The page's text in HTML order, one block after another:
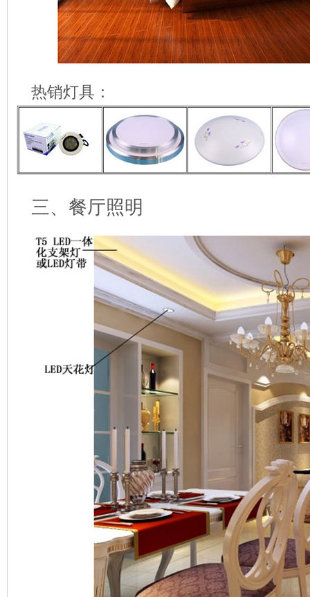
热销灯具：
三、餐厅照明